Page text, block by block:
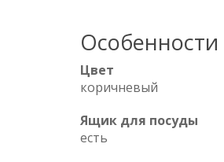
Особенности
Цвет
коричневый
Ящик для посуды
есть